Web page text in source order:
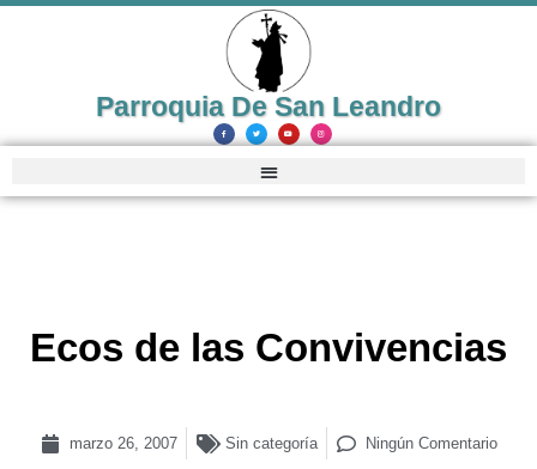
Parroquia De San Leandro
Ecos de las Convivencias
marzo 26, 2007 Sin categoría Ningún Comentario